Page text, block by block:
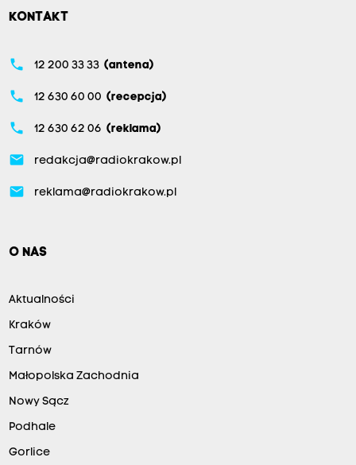
KONTAKT
phone 12 200 33 33 (antena)
phone 12 630 60 00 (recepcja)
phone 12 630 62 06 (reklama)
email redakcja@radiokrakow.pl
email reklama@radiokrakow.pl
O NAS
Aktualności
Kraków
Tarnów
Małopolska Zachodnia
Nowy Sącz
Podhale
Gorlice